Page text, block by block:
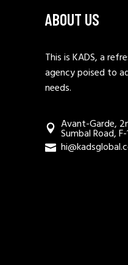
ABOUT US
This is KADS, a
agency poised to
needs.
Avant-Garde,
Sumbal Road,